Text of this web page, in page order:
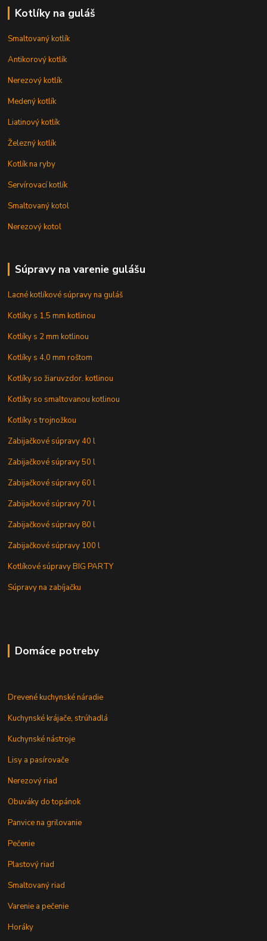
Kotlíky na guláš
Smaltovaný kotlík
Antikorový kotlík
Nerezový kotlík
Medený kotlík
Liatinový kotlík
Železný kotlík
Kotlík na ryby
Servírovací kotlík
Smaltovaný kotol
Nerezový kotol
Súpravy na varenie gulášu
Lacné kotlíkové súpravy na guláš
Kotlíky s 1,5 mm kotlinou
Kotlíky s 2 mm kotlinou
Kotlíky s 4,0 mm roštom
Kotlíky so žiaruvzdor. kotlinou
Kotlíky so smaltovanou kotlinou
Kotlíky s trojnožkou
Zabijačkové súpravy 40 l
Zabijačkové súpravy 50 l
Zabijačkové súpravy 60 l
Zabijačkové súpravy 70 l
Zabijačkové súpravy 80 l
Zabijačkové súpravy 100 l
Kotlíkové súpravy BIG PARTY
Súpravy na zabíjačku
Domáce potreby
Drevené kuchynské náradie
Kuchynské krájače, strúhadlá
Kuchynské nástroje
Lisy a pasírovače
Nerezový riad
Obuváky do topánok
Panvice na grilovanie
Pečenie
Plastový riad
Smaltovaný riad
Varenie a pečenie
Horáky